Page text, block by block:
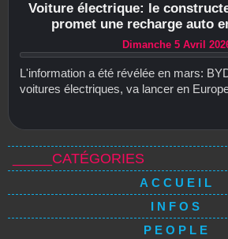
Voiture électrique: le
promet une recharge auto
Dimanche 5 Avril
L'information a été révélée en mars:
voitures électriques, va lancer en
_____CATÉGORIES
ACCUEIL
INFOS
PEOPLE